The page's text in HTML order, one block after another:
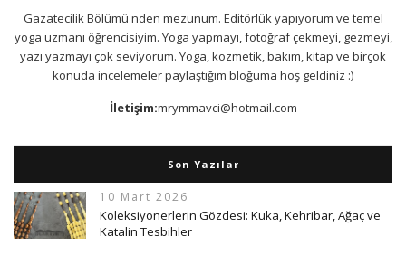
Gazatecilik Bölümü'nden mezunum. Editörlük yapıyorum ve temel
yoga uzmanı öğrencisiyim. Yoga yapmayı, fotoğraf çekmeyi, gezmeyi,
yazı yazmayı çok seviyorum. Yoga, kozmetik, bakım, kitap ve birçok
konuda incelemeler paylaştığım bloğuma hoş geldiniz :)
İletişim:mrymmavci@hotmail.com
Son Yazılar
10 Mart 2026
Koleksiyonerlerin Gözdesi: Kuka, Kehribar, Ağaç ve
Katalin Tesbihler